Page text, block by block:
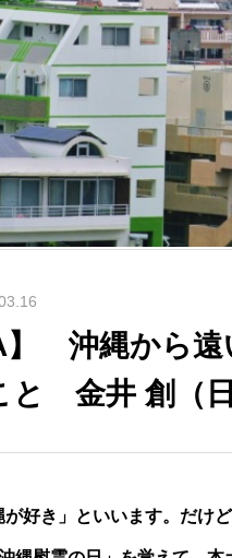
】 沖縄から
と 金井 創（日
好き」といいます。だけ